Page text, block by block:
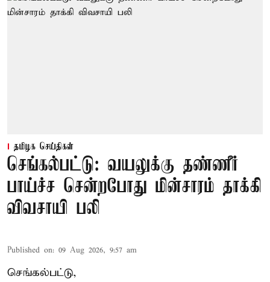
தமிழக செய்திகள்
செங்கல்பட்டு: வயலுக்கு தண்ணீர்
பாய்ச்ச சென்றபோது மின்சாரம் தாக்கி
விவசாயி பலி
Published on: 09 Aug 2026, 9:57 am
செங்கல்பட்டு,